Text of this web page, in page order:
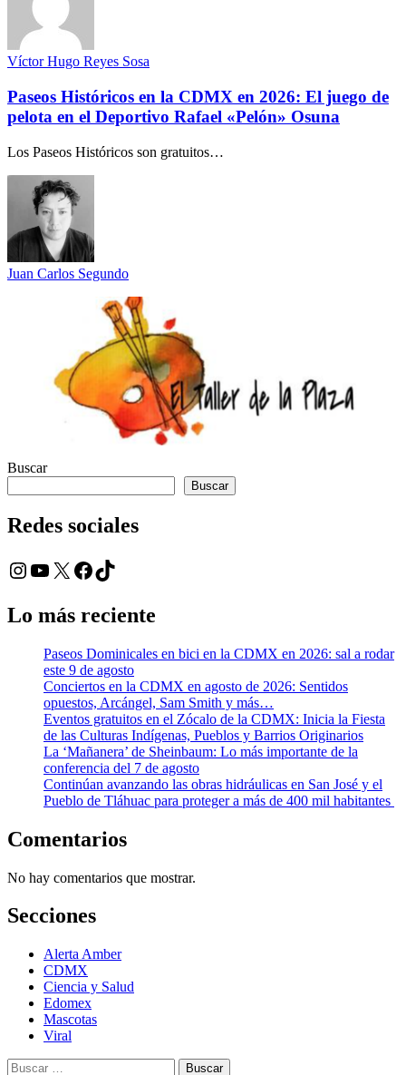
Víctor Hugo Reyes Sosa
Paseos Históricos en la CDMX en 2026: El juego de
pelota en el Deportivo Rafael «Pelón» Osuna
Los Paseos Históricos son gratuitos…
Juan Carlos Segundo
Buscar
Buscar
Redes sociales
Instagram
YouTube
X Facebook
TikTok
Lo más reciente
Paseos Dominicales en bici en la CDMX en 2026: sal a rodar
este 9 de agosto
Conciertos en la CDMX en agosto de 2026: Sentidos
opuestos, Arcángel, Sam Smith y más…
Eventos gratuitos en el Zócalo de la CDMX: Inicia la Fiesta
de las Culturas Indígenas, Pueblos y Barrios Originarios
La ‘Mañanera’ de Sheinbaum: Lo más importante de la
conferencia del 7 de agosto
Continúan avanzando las obras hidráulicas en San José y el
Pueblo de Tláhuac para proteger a más de 400 mil habitantes
Comentarios
No hay comentarios que mostrar.
Secciones
Alerta Amber
CDMX
Ciencia y Salud
Edomex
Mascotas
Viral
Buscar: